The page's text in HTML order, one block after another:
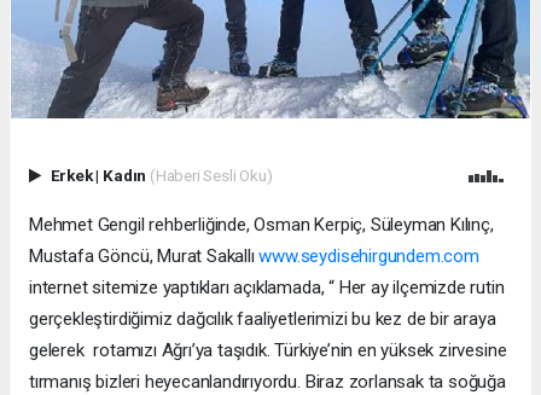
Erkek| Kadın (Haberi Sesli Oku)
Mehmet Gengil rehberliğinde, Osman Kerpiç, Süleyman Kılınç,
Mustafa Göncü, Murat Sakallıwww.seydisehirgundem.com
internet sitemize yaptıkları açıklamada, “ Her ay ilçemizde rutin
gerçekleştirdiğimiz dağcılık faaliyetlerimizi bu kez de bir araya
gelerek rotamızı Ağrı’ya taşıdık. Türkiye’nin en yüksek zirvesine
tırmanış bizleri heyecanlandırıyordu. Biraz zorlansak ta soğuğa